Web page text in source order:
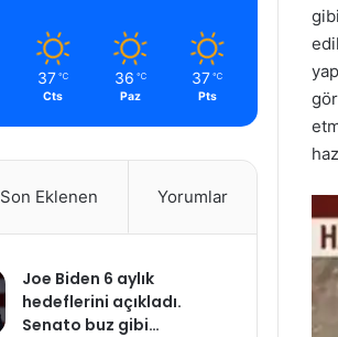
37 ℃
Cts
36 ℃
Paz
37 ℃
Pts
Son Eklenen Yorumlar
Joe Biden 6 aylık
hedeflerini açıkladı.
Senato buz gibi…